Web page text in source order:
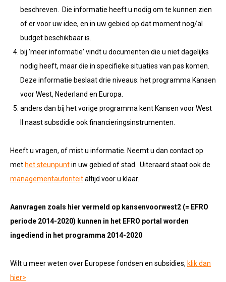
beschreven. Die informatie heeft u nodig om te kunnen zien
of er voor uw idee, en in uw gebied op dat moment nog/al
budget beschikbaar is.
bij 'meer informatie' vindt u documenten die u niet dagelijks
nodig heeft, maar die in specifieke situaties van pas komen.
Deze informatie beslaat drie niveaus: het programma Kansen
voor West, Nederland en Europa.
anders dan bij het vorige programma kent Kansen voor West
II naast subsdidie ook financieringsinstrumenten.
Heeft u vragen, of mist u informatie. Neemt u dan contact op
met het steunpuntin uw gebied of stad. Uiteraard staat ook de
managementautoriteitaltijd voor u klaar.
Aanvragen zoals hier vermeld op kansenvoorwest2 (= EFRO
periode 2014-2020) kunnen in het EFRO portal worden
ingediend in het programma 2014-2020
Wilt u meer weten over Europese fondsen en subsidies, klik dan
hier>